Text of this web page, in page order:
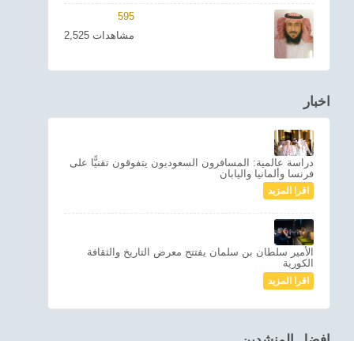
595
2,525 مشاهدات
اخبار
دراسة عالمية: المسافرون السعوديون يتفوقون تقنيًّا على
فرنسا وألمانيا واليابان
اقرا المزيد
الأمير سلطان بن سلمان يفتتح معرض التاريخ والثقافة
الكورية
اقرا المزيد